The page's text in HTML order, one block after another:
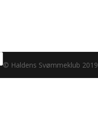
© Haldens Svømmeklub 2019